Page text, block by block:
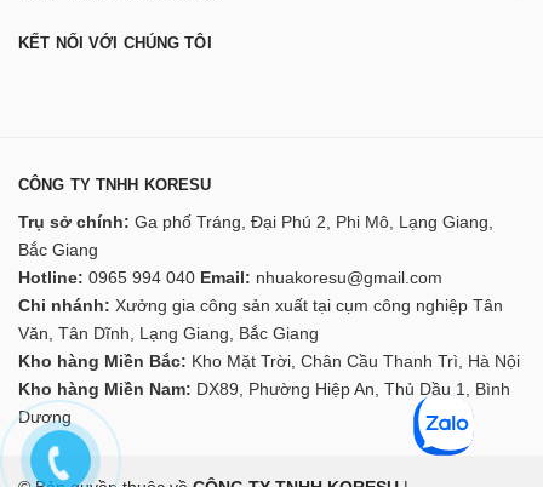
KẾT NỐI VỚI CHÚNG TÔI
CÔNG TY TNHH KORESU
Trụ sở chính: Ga phố Tráng, Đại Phú 2, Phi Mô, Lạng Giang,
Bắc Giang
Hotline: 0965 994 040 Email: nhuakoresu@gmail.com
Chi nhánh: Xưởng gia công sản xuất tại cụm công nghiệp Tân
Văn, Tân Dĩnh, Lạng Giang, Bắc Giang
Kho hàng Miền Bắc: Kho Mặt Trời, Chân Cầu Thanh Trì, Hà Nội
Kho hàng Miền Nam: DX89, Phường Hiệp An, Thủ Dầu 1, Bình
Dương